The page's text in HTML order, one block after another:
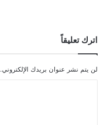
اترك تعليقاً
لن يتم نشر عنوان بريدك الإلكتروني.